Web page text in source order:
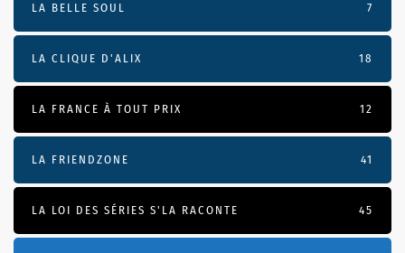
LA BELLE SOUL 7
LA CLIQUE D'ALIX 18
LA FRANCE À TOUT PRIX 12
LA FRIENDZONE 41
LA LOI DES SÉRIES S'LA RACONTE 45